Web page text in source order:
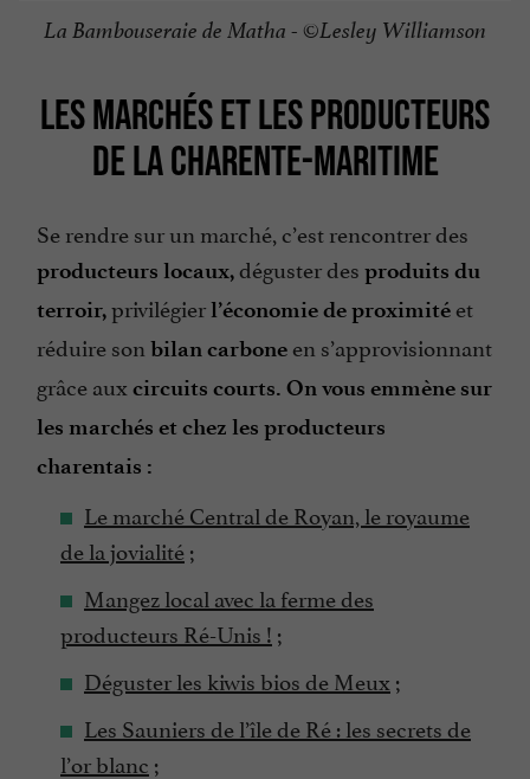
La Bambouseraie de Matha - ©Lesley Williamson
LES MARCHÉS ET LES PRODUCTEURS
DE LA CHARENTE-MARITIME
Se rendre sur un marché, c’est rencontrer des
producteurs locaux,déguster des produits du
terroir,privilégierl’économie de proximité et
réduire son bilan carbone en s’approvisionnant
grâce aux circuits courts. On vous emmène sur
les marchés et chez les producteurs
charentais :
Le marché Central de Royan, le royaume
de la jovialité;
Mangez local avec la ferme des
producteurs Ré-Unis ! ;
Déguster les kiwis bios de Meux ;
Les Sauniers de l’île de Ré : les secrets de
l’or blanc ;